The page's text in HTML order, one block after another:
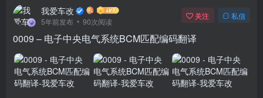
我爱车改
5年前发布 90次阅读
关注 私信
0009 – 电子中央电气系统BCM匹配编码翻译